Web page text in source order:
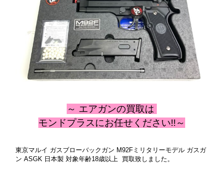
～ エアガンの買取は
モンドプラスにお任せください!!～
東京マルイ ガスブローバックガン M92Fミリタリーモデル ガスガ
ン ASGK 日本製 対象年齢18歳以上 買取致しました。